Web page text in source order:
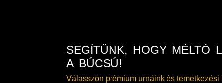
SEGÍTÜNK, HOGY MÉLTÓ
A BÚCSÚ!
Válasszon prémium urnáink és temetkezési